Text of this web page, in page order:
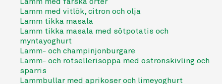
Lamm med vitlök, citron och olja
Lamm tikka masala
Lamm tikka masala med sötpotatis och
myntayoghurt
Lamm- och champinjonburgare
Lamm- och rotsellerisoppa med ostronskivling och
sparris
Lammbullar med aprikoser och limeyoghurt